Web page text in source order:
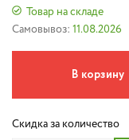
Товар на складе
Самовывоз: 11.08.2026
В корзину
Скидка за количество